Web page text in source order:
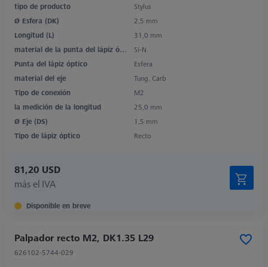
tipo de producto
Stylus
Ø Esfera (DK)
2,5 mm
Longitud (L)
31,0 mm
material de la punta del lápiz óptico
Si-N
Punta del lápiz óptico
Esfera
material del eje
Tung. Carb
Tipo de conexión
M2
la medición de la longitud
25,0 mm
Ø Eje (DS)
1,5 mm
Tipo de lápiz óptico
Recto
81,20 USD
más el IVA
Disponible en breve
Palpador recto M2, DK1.35 L29
626102-5744-029